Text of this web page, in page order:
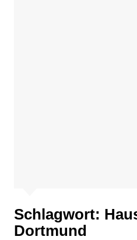
Schlagwort:
Dortmund